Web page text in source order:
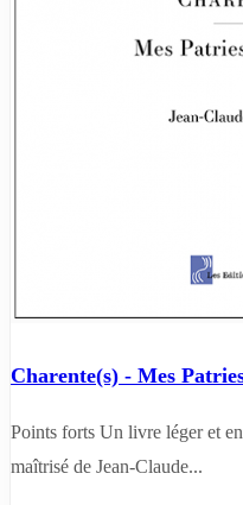
Charente(s) - Mes
Points forts Un livre léger et
maîtrisé de Jean-Claude...